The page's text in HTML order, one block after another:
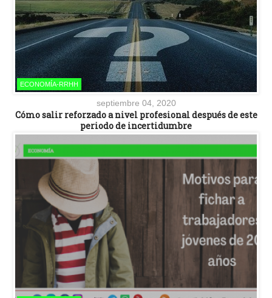
ECONOMÍA-RRHH
septiembre 04, 2020
Cómo salir reforzado a nivel profesional después de este
periodo de incertidumbre